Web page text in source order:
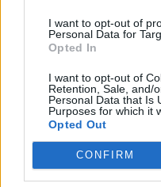
I want to opt-out of
Personal Data for
Opted In
I want to opt-out of
Retention, Sale, and/
Personal Data that Is
Purposes for which it
Opted Out
CONFIRM
Shane Kluivert
de basis bij FC
Servische media
Ouazane met
Ajax zet grote stap
ruime zege op